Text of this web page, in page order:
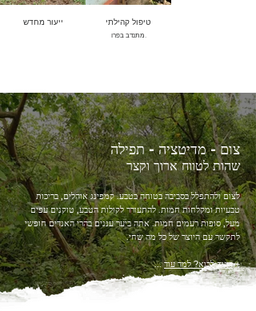
ייעור מחדש טיפול קהילתי
מתנדב בפרו.
צום - מדיטציה - תפילה
שהות לטווח ארוך וקצר
לצום ולהתפלל בסביבה בטוחה בטבע. קמפינג אוהלים, בריכות
טבעיות ומקלחות חמות. להתעורר לקולות הטבע, טוקנים עפים
מעל, סופות רעמים חמות. אתה ביער עננים בהרי האנדים חופשי
לתקשר עם היוצר של כל מה שחי.
+רוצה לבוא? למד עוד...